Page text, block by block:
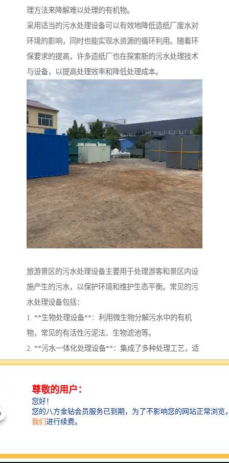
理方法来降解难以处理的有机物。
采用适当的污水处理设备可以有效地降低造纸厂废水对
环境的影响，同时也能实现水资源的循环利用。随着环
保要求的提高，许多造纸厂也在探索新的污水处理技术
与设备，以提高处理效率和降低处理成本。
旅游景区的污水处理设备主要用于处理游客和景区内设
施产生的污水，以保护环境和维护生态平衡。常见的污
水处理设备包括：
1. **生物处理设备**：利用微生物分解污水中的有机
物，常见的有活性污泥法、生物滤池等。
2. **污水一体化处理设备**：集成了多种处理工艺，适
合小型或中型旅游景区，使用方便，可模块化安装。
菌、病毒和其他污染物，水质较高。
4. **化学处理设备**：通过投加化学药剂，促进污水中
的有害物质沉淀或氧化，常用于处理特定类型的污水。
提升至处理设施或排放点。